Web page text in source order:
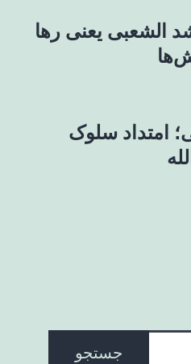
الشعبی یعنی رها
امتداد سلوک
جستجو